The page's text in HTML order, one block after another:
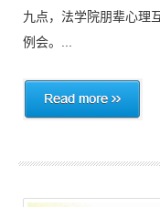
九点，法学院朋辈心理
例会。...